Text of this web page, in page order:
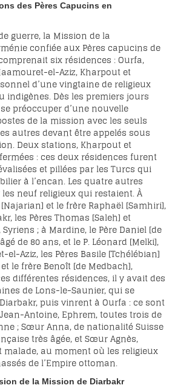
des Pères Capucins en
guerre, la Mission de la
confiée aux Pères capucins de
six résidences : Ourfa,
el-Aziz, Kharpout et
d’une vingtaine de religieux
Dès les premiers jours
préoccuper d’une nouvelle
de la mission avec les seuls
autres devant être appelés sous
Deux stations, Kharpout et
: ces deux résidences furent
et pillées par les Turcs qui
à l’encan. Les quatre autres
neuf religieux qui restaient. À
et le frère Raphaël [Samhiri],
les Pères Thomas [Saleh] et
; à Mardine, le Père Daniel [de
de 80 ans, et le P. Léonard [Melki],
el-Aziz, les Pères Basile [Tchélébian]
le frère Benoît [de Medbach],
différentes résidences, il y avait des
de Lons-le-Saunier, qui se
puis vinrent à Ourfa : ce sont
Antoine, Ephrem, toutes trois de
; Sœur Anna, de nationalité Suisse
très âgée, et Sœur Agnès,
au moment où les religieux
de l’Empire ottoman.
de la Mission de Diarbakr